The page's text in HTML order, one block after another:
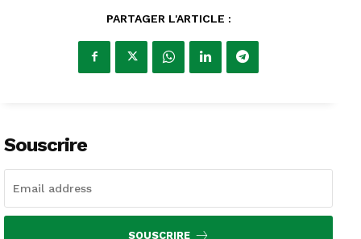
PARTAGER L'ARTICLE :
Souscrire
SOUSCRIRE